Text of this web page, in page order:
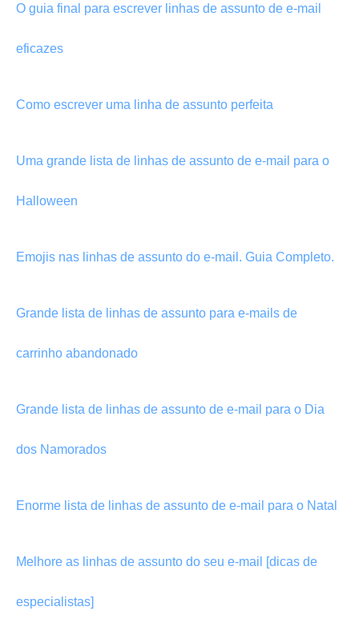
O guia final para escrever linhas de assunto de e-mail
eficazes
Como escrever uma linha de assunto perfeita
Uma grande lista de linhas de assunto de e-mail para o
Halloween
Emojis nas linhas de assunto do e-mail. Guia Completo.
Grande lista de linhas de assunto para e-mails de
carrinho abandonado
Grande lista de linhas de assunto de e-mail para o Dia
dos Namorados
Enorme lista de linhas de assunto de e-mail para o Natal
Melhore as linhas de assunto do seu e-mail [dicas de
especialistas]